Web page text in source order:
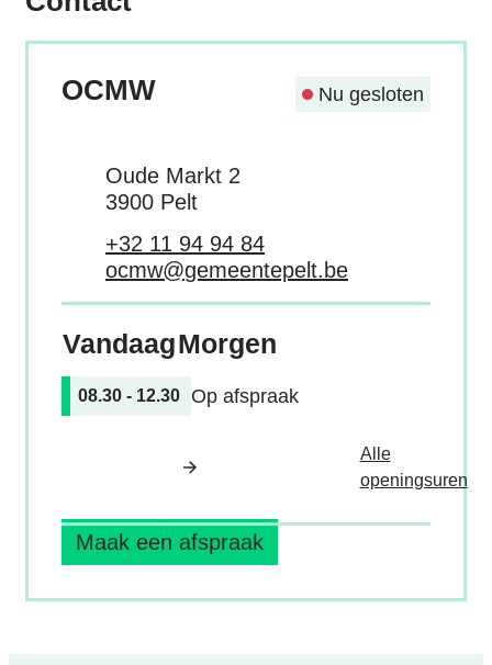
OCMW Nu gesloten
AdresOude Markt 2
,3900 Pelt
+32 11 94 94 84
E-mailocmw@gemeentepelt.be
VandaagMorgen
08.30 - 12.30 Op afspraak
Alle
openingsuren
Maak een afspraak